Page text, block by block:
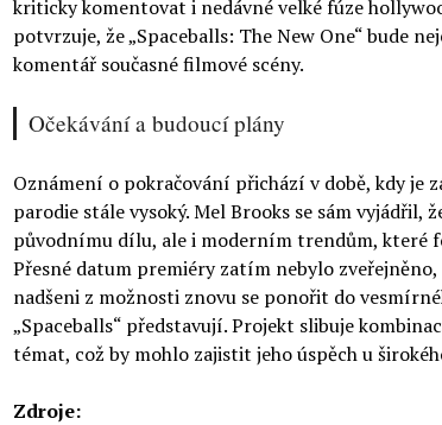
kriticky komentovat i nedávné velké fúze
potvrzuje, že „Spaceballs: The New One“ bude
komentář současné filmové scény.
Očekávání a budoucí plány
Oznámení o pokračování přichází v době, kdy je
parodie stále vysoký. Mel Brooks se sám vyjádřil,
původnímu dílu, ale i moderním trendům, které
Přesné datum premiéry zatím nebylo
nadšeni z možnosti znovu se ponořit do
„Spaceballs“ představují. Projekt slibuje
témat, což by mohlo zajistit jeho úspěch u
Zdroje: